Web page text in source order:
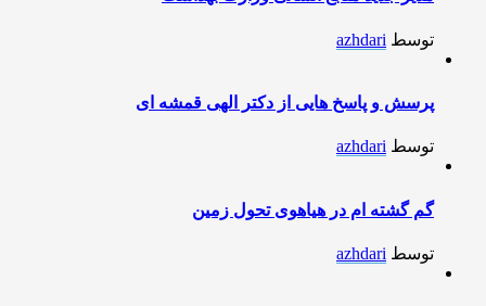
توسط azhdari
پرسش و پاسخ هایی از دکتر الهی قمشه ای
توسط azhdari
گم گشته ام در هیاهوی تحول زمین
توسط azhdari